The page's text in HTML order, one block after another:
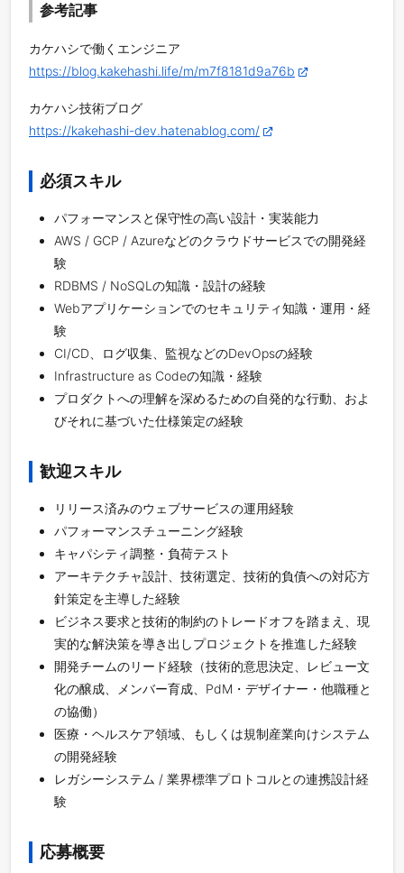
参考記事
カケハシで働くエンジニア
https://blog.kakehashi.life/m/m7f8181d9a76b
カケハシ技術ブログ
https://kakehashi-dev.hatenablog.com/
必須スキル
パフォーマンスと保守性の高い設計・実装能力
AWS / GCP / Azureなどのクラウドサービスでの開発経
験
RDBMS / NoSQLの知識・設計の経験
Webアプリケーションでのセキュリティ知識・運用・経
験
CI/CD、ログ収集、監視などのDevOpsの経験
Infrastructure as Codeの知識・経験
プロダクトへの理解を深めるための自発的な行動、およ
びそれに基づいた仕様策定の経験
歓迎スキル
リリース済みのウェブサービスの運用経験
パフォーマンスチューニング経験
キャパシティ調整・負荷テスト
アーキテクチャ設計、技術選定、技術的負債への対応方
針策定を主導した経験
ビジネス要求と技術的制約のトレードオフを踏まえ、現
実的な解決策を導き出しプロジェクトを推進した経験
開発チームのリード経験（技術的意思決定、レビュー文
化の醸成、メンバー育成、PdM・デザイナー・他職種と
の協働）
医療・ヘルスケア領域、もしくは規制産業向けシステム
の開発経験
レガシーシステム / 業界標準プロトコルとの連携設計経
験
応募概要